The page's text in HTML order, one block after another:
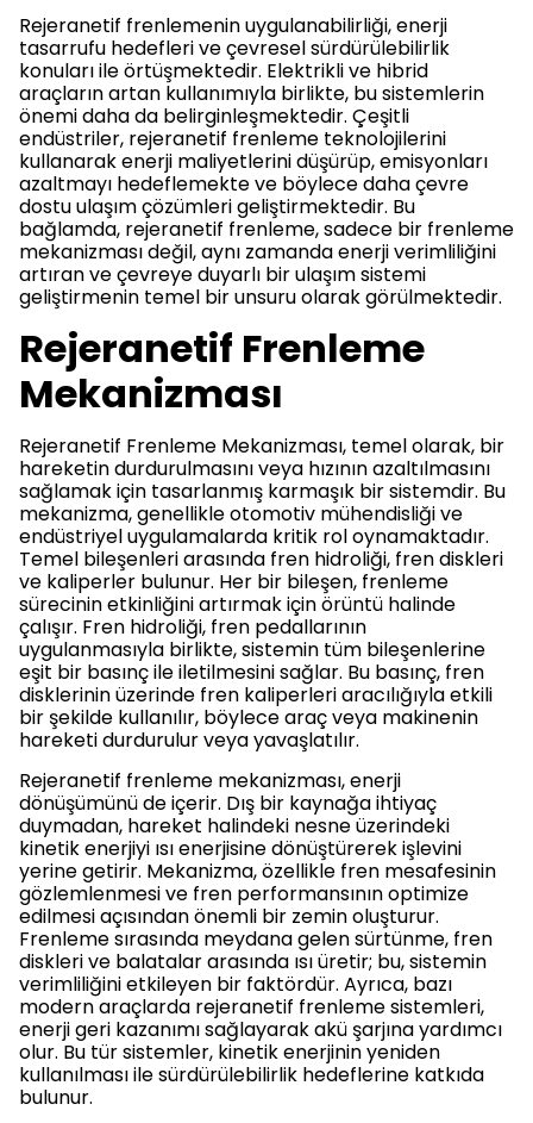
Rejeranetif frenlemenin uygulanabilirliği, enerji
tasarrufu hedefleri ve çevresel sürdürülebilirlik
konuları ile örtüşmektedir. Elektrikli ve hibrid
araçların artan kullanımıyla birlikte, bu sistemlerin
önemi daha da belirginleşmektedir. Çeşitli
endüstriler, rejeranetif frenleme teknolojilerini
kullanarak enerji maliyetlerini düşürüp, emisyonları
azaltmayı hedeflemekte ve böylece daha çevre
dostu ulaşım çözümleri geliştirmektedir. Bu
bağlamda, rejeranetif frenleme, sadece bir frenleme
mekanizması değil, aynı zamanda enerji verimliliğini
artıran ve çevreye duyarlı bir ulaşım sistemi
geliştirmenin temel bir unsuru olarak görülmektedir.
Rejeranetif Frenleme
Mekanizması
Rejeranetif Frenleme Mekanizması, temel olarak, bir
hareketin durdurulmasını veya hızının azaltılmasını
sağlamak için tasarlanmış karmaşık bir sistemdir. Bu
mekanizma, genellikle otomotiv mühendisliği ve
endüstriyel uygulamalarda kritik rol oynamaktadır.
Temel bileşenleri arasında fren hidroliği, fren diskleri
ve kaliperler bulunur. Her bir bileşen, frenleme
sürecinin etkinliğini artırmak için örüntü halinde
çalışır. Fren hidroliği, fren pedallarının
uygulanmasıyla birlikte, sistemin tüm bileşenlerine
eşit bir basınç ile iletilmesini sağlar. Bu basınç, fren
disklerinin üzerinde fren kaliperleri aracılığıyla etkili
bir şekilde kullanılır, böylece araç veya makinenin
hareketi durdurulur veya yavaşlatılır.
Rejeranetif frenleme mekanizması, enerji
dönüşümünü de içerir. Dış bir kaynağa ihtiyaç
duymadan, hareket halindeki nesne üzerindeki
kinetik enerjiyi ısı enerjisine dönüştürerek işlevini
yerine getirir. Mekanizma, özellikle fren mesafesinin
gözlemlenmesi ve fren performansının optimize
edilmesi açısından önemli bir zemin oluşturur.
Frenleme sırasında meydana gelen sürtünme, fren
diskleri ve balatalar arasında ısı üretir; bu, sistemin
verimliliğini etkileyen bir faktördür. Ayrıca, bazı
modern araçlarda rejeranetif frenleme sistemleri,
enerji geri kazanımı sağlayarak akü şarjına yardımcı
olur. Bu tür sistemler, kinetik enerjinin yeniden
kullanılması ile sürdürülebilirlik hedeflerine katkıda
bulunur.